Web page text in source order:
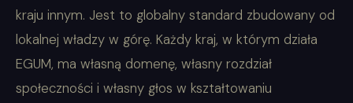
kraju innym. Jest to globalny standard zbudowany od
lokalnej władzy w górę. Każdy kraj, w którym działa
EGUM, ma własną domenę, własny rozdział
społeczności i własny głos w kształtowaniu